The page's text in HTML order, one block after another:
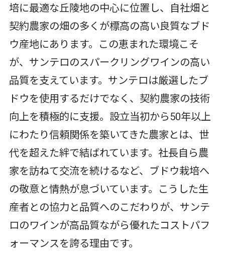
培に最適な丘陵地の中心に位置し、自社畑と
契約農家の畑の多くが標高の高い良質なブド
ウ産地にあります。この恵まれた環境こそ
が、サンテロのスパークリングワインの高い
品質を支えています。サンテロは厳選したブ
ドウを使用するだけでなく、契約農家の技術
向上を積極的に支援。設立当初から50年以上
にわたり信頼関係を築いてきた農家とは、世
代を超えた絆で結ばれています。社長自ら農
家を訪ねて交流を続けるなど、ブドウ栽培へ
の敬意と情熱が息づいています。こうした生
産者との協力と品質へのこだわりが、サンテ
ロのワインが高品質ながら優れたコストパフ
ォーマンスを誇る理由です。